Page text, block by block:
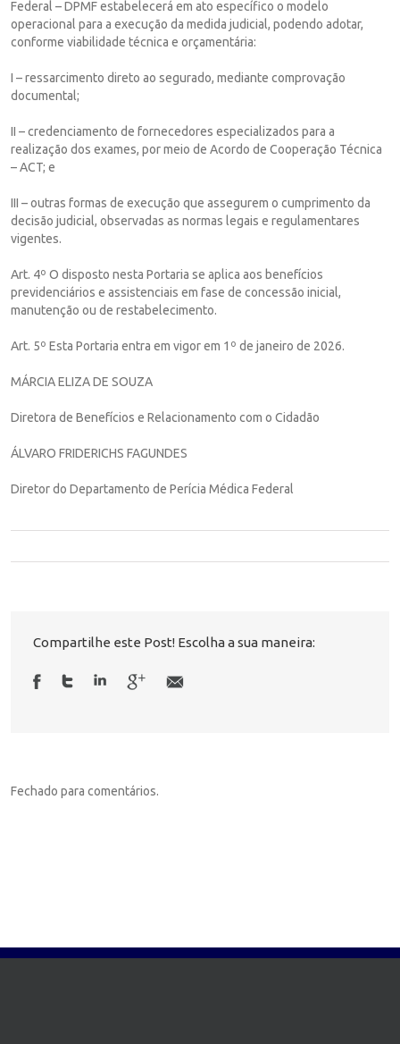
Federal – DPMF estabelecerá em ato específico o modelo
operacional para a execução da medida judicial, podendo adotar,
conforme viabilidade técnica e orçamentária:
I – ressarcimento direto ao segurado, mediante comprovação
documental;
II – credenciamento de fornecedores especializados para a
realização dos exames, por meio de Acordo de Cooperação Técnica
– ACT; e
III – outras formas de execução que assegurem o cumprimento da
decisão judicial, observadas as normas legais e regulamentares
vigentes.
Art. 4º O disposto nesta Portaria se aplica aos benefícios
previdenciários e assistenciais em fase de concessão inicial,
manutenção ou de restabelecimento.
Art. 5º Esta Portaria entra em vigor em 1º de janeiro de 2026.
MÁRCIA ELIZA DE SOUZA
Diretora de Benefícios e Relacionamento com o Cidadão
ÁLVARO FRIDERICHS FAGUNDES
Diretor do Departamento de Perícia Médica Federal
Compartilhe este Post! Escolha a sua maneira:
Fechado para comentários.